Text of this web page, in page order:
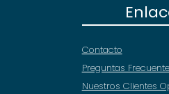
Contacto
Preguntas
Nuestros Clientes